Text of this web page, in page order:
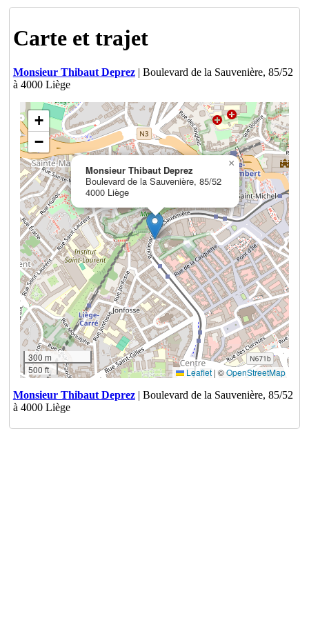
Carte et trajet
Monsieur Thibaut Deprez| Boulevard de la Sauvenière, 85/52
à 4000 Liège
Monsieur Thibaut Deprez
Boulevard de la Sauvenière, 85/52
4000 Liège
×
+
−
300 m
500 ft
Leaflet | ©OpenStreetMap
Monsieur Thibaut Deprez| Boulevard de la Sauvenière, 85/52
à 4000 Liège